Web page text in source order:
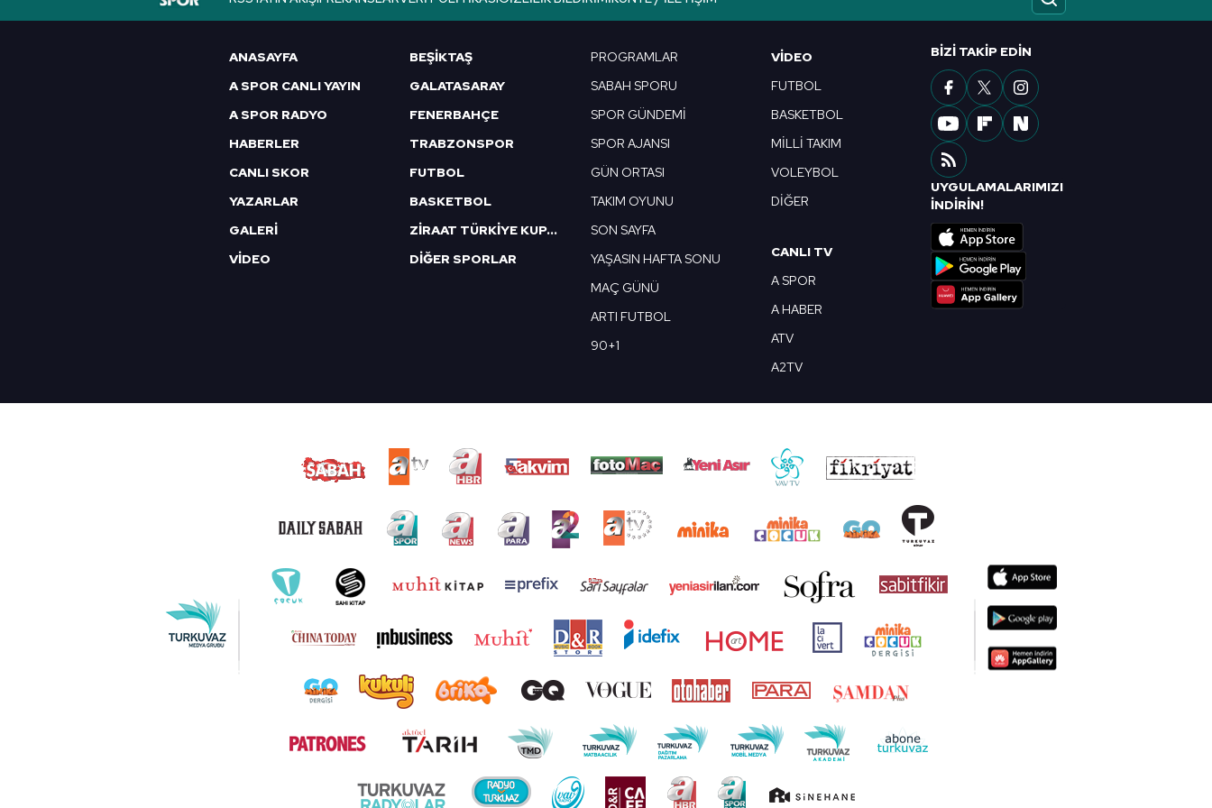
mevzuata uygun olarak kullanılan çerezlerle ilgili bilgi almak için lütfen
ANASAYFA
A SPOR CANLI YAYIN
A SPOR RADYO
HABERLER
CANLI SKOR
YAZARLAR
GALERİ
VİDEO
BEŞİKTAŞ
GALATASARAY
FENERBAHÇE
TRABZONSPOR
FUTBOL
BASKETBOL
ZİRAAT TÜRKİYE KUPASI
DİĞER SPORLAR
PROGRAMLAR
SABAH SPORU
SPOR GÜNDEMİ
SPOR AJANSI
GÜN ORTASI
TAKIM OYUNU
SON SAYFA
YAŞASIN HAFTA SONU
MAÇ GÜNÜ
ARTI FUTBOL
90+1
VIDEO
FUTBOL
BASKETBOL
MİLLİ TAKIM
VOLEYBOL
DİĞER
CANLI TV
A SPOR
A HABER
ATV
A2TV
BIZI TAKIP EDIN
UYGULAMALARIMIZI
İNDİRİN!